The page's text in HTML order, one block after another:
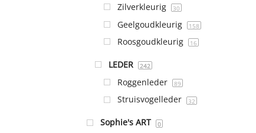
Zilverkleurig 30
Geelgoudkleurig 158
Roosgoudkleurig 16
LEDER 242
Roggenleder 89
Struisvogelleder 32
Sophie's ART 0